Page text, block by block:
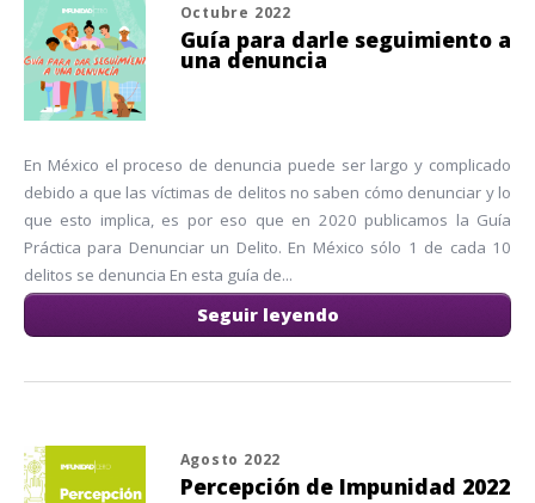
Octubre 2022
Guía para darle seguimiento a
una denuncia
En México el proceso de denuncia puede ser largo y complicado
debido a que las víctimas de delitos no saben cómo denunciar y lo
que esto implica, es por eso que en 2020 publicamos la Guía
Práctica para Denunciar un Delito. En México sólo 1 de cada 10
delitos se denuncia En esta guía de...
Seguir leyendo
Agosto 2022
Percepción de Impunidad 2022